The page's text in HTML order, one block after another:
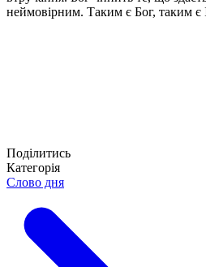
неймовірним. Таким є Бог, таким є
Поділитись
Категорія
Слово дня